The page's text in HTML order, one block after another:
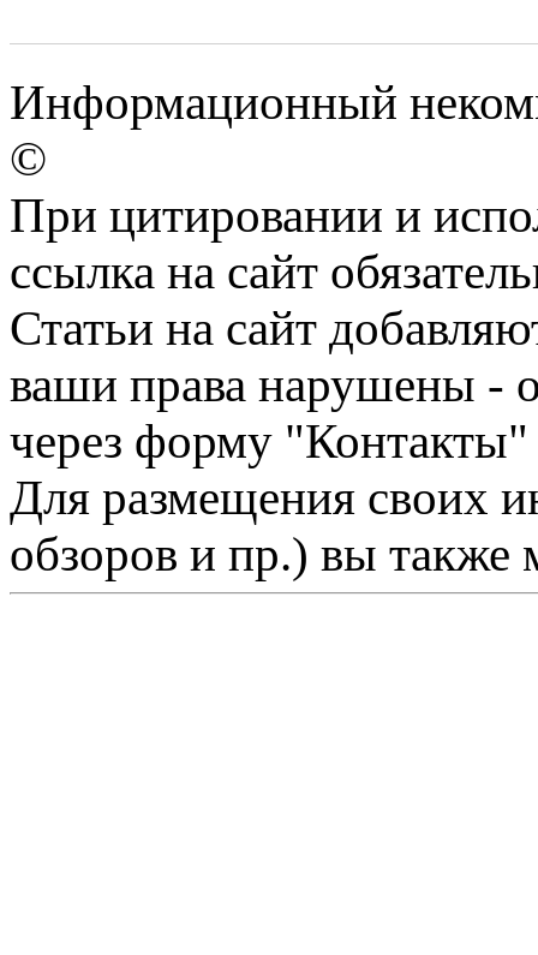
Информационный
©
При цитировании и
ссылка на сайт
Статьи на сайт
ваши права нарушены -
через форму "Контакты"
Для размещения своих
обзоров и пр.) вы также